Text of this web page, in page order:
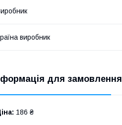
виробник
для замовлення
186 ₴